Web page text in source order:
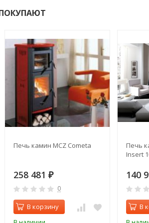
Печь камин MCZ Cometa
258 481 ₽
0
В корзину
Печь
Insert
140
В